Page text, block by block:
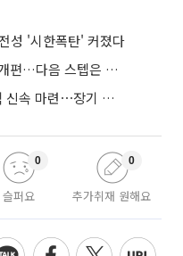
성 '시한폭탄' 커졌다
‘비거주 1주택자’ 정조준한 세제 개편…다음 스텝은 금융 대책
李 “삼전닉스 레버리지 보완 대책 신속 마련⋯장기 채무 과감히 탕감”
슬퍼요
0
추가취재 원해요
0